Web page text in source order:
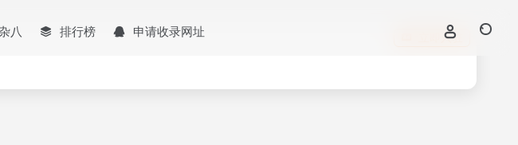
八 排行榜 申请收录网址 立即入驻